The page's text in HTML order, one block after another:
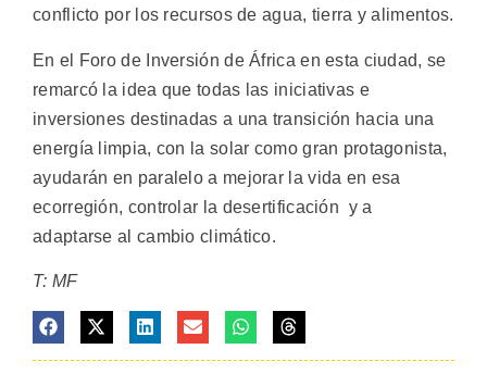
conflicto por los recursos de agua, tierra y alimentos.
En el Foro de Inversión de África en esta ciudad, se
remarcó la idea que todas las iniciativas e
inversiones destinadas a una transición hacia una
energía limpia, con la solar como gran protagonista,
ayudarán en paralelo a mejorar la vida en esa
ecorregión, controlar la desertificación y a
adaptarse al cambio climático.
T: MF